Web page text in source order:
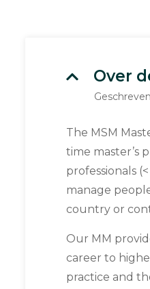
Over
The MSM
time master’s
professionals
manage
country or
Our MM
career to
practice and